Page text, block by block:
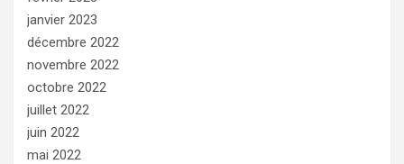
janvier 2023
décembre 2022
novembre 2022
octobre 2022
juillet 2022
juin 2022
mai 2022